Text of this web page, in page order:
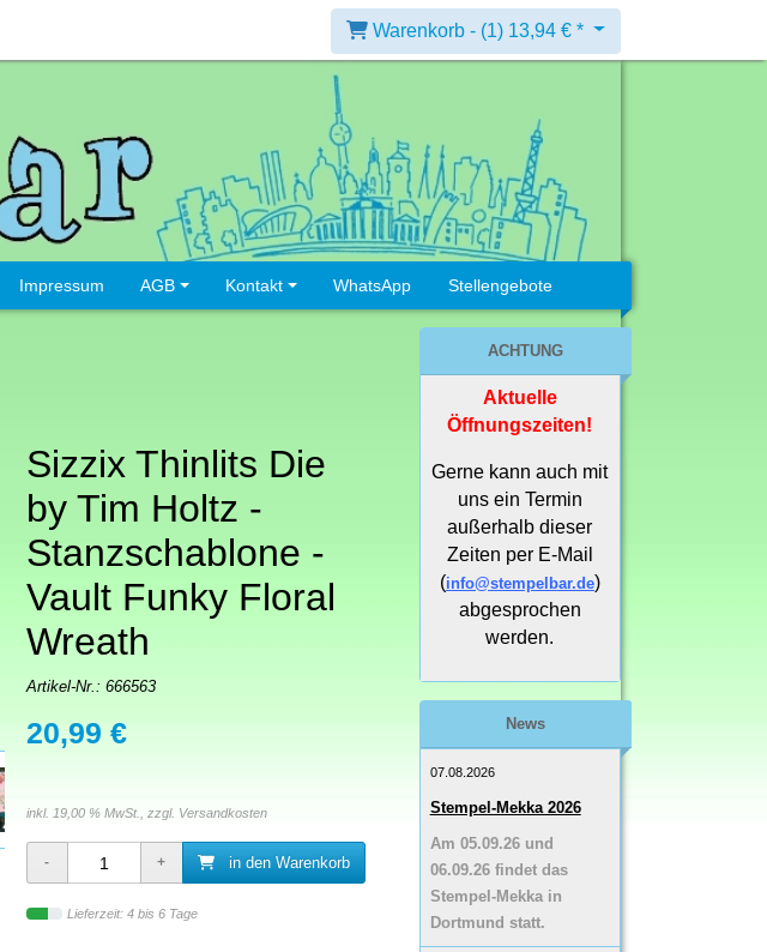
Warenkorb - (1) 13,94 € *
Impressum AGB Kontakt WhatsApp Stellengebote
Sizzix Thinlits Die
by Tim Holtz -
Stanzschablone -
Vault Funky Floral
Wreath
Artikel-Nr.: 666563
20,99 €
inkl. 19,00 % MwSt., zzgl. Versandkosten
in den Warenkorb
Lieferzeit: 4 bis 6 Tage
ACHTUNG
Aktuelle
Öffnungszeiten!
Gerne kann auch mit
uns ein Termin
außerhalb dieser
Zeiten per E-Mail
(info@stempelbar.de)
abgesprochen
werden.
News
07.08.2026
Stempel-Mekka 2026
Am 05.09.26 und
06.09.26 findet das
Stempel-Mekka in
Dortmund statt.